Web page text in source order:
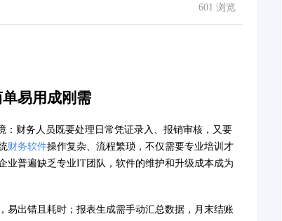
601 浏览
易用成刚需
：财务人员既要处理日常凭证录入、报销审核，又要
财务软件操作复杂、流程繁琐，不仅需要专业培训才
业普遍缺乏专业IT团队，软件的维护和升级成本成为
易出错且耗时；报表生成需手动汇总数据，月末结账